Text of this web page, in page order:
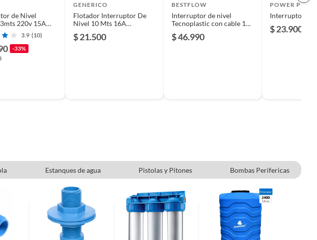
de Nivel
220v 15A
3.9 (10)
-33%
GENERICO
Flotador Interruptor De
Nivel 10 Mts 16A
$ 21.500
BESTFLOW
Interruptor de nivel
Tecnoplastic con cable 10
$ 46.990
POWER PRO
Interruptor de
$ 23.900
Estanques de agua Pistolas y Pitones
Bombas Perifericas